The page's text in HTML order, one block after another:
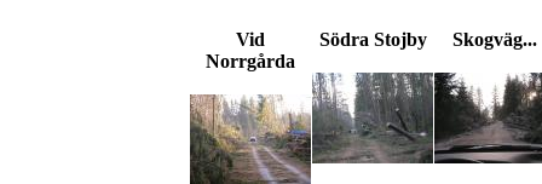
Vid
Norrgårda
Södra Stojby Skogväg...